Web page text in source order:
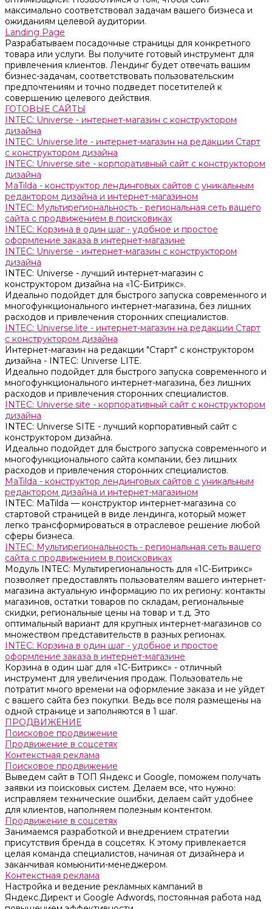
максимально соответствовал задачам вашего бизнеса и
ожиданиям целевой аудитории.
Landing Page
Разрабатываем посадочные страницы для конкретного
товара или услуги. Вы получите готовый инструмент для
привлечения клиентов. Лендинг будет отвечать вашим
бизнес-задачам, соответствовать пользовательским
предпочтениям и точно подведет посетителей к
совершению целевого действия.
ГОТОВЫЕ САЙТЫ
INTEC: Universe - интернет-магазин с конструктором
дизайна
INTEC: Universe.lite - интернет-магазин на редакции Старт
с конструктором дизайна
INTEC: Universe.site - корпоративный сайт с конструктором
дизайна
MaTilda - конструктор лендинговых сайтов с уникальным
редактором дизайна и интернет-магазином
INTEC: Мультирегиональность - региональная сеть вашего
сайта с продвижением в поисковиках
INTEC: Корзина в один шаг - удобное и простое
оформление заказа в интернет-магазине
INTEC: Universe - интернет-магазин с конструктором
дизайна
INTEC: Universe - лучший интернет-магазин с
конструктором дизайна на «1C-Битрикс».
Идеально подойдет для быстрого запуска современного и
многофункционального интернет-магазина, без лишних
расходов и привлечения сторонних специалистов.
INTEC: Universe.lite - интернет-магазин на редакции Старт
с конструктором дизайна
Интернет-магазин на редакции "Старт" с конструктором
дизайна - INTEC: Universe LITE.
Идеально подойдет для быстрого запуска современного и
многофункционального интернет-магазина, без лишних
расходов и привлечения сторонних специалистов.
INTEC: Universe.site - корпоративный сайт с конструктором
дизайна
INTEC: Universe SITE - лучший корпоративный сайт с
конструктором дизайна.
Идеально подойдет для быстрого запуска современного и
многофункционального сайта компании, без лишних
расходов и привлечения сторонних специалистов.
MaTilda - конструктор лендинговых сайтов с уникальным
редактором дизайна и интернет-магазином
INTEC: MaTilda — конструктор интернет-магазина со
стартовой страницей в виде лендинга, который может
легко трансформироваться в отраслевое решение любой
сферы бизнеса.
INTEC: Мультирегиональность - региональная сеть вашего
сайта с продвижением в поисковиках
Модуль INTEC: Мультирегиональность для «1С-Битрикс»
позволяет предоставлять пользователям вашего интернет-
магазина актуальную информацию по их региону: контакты
магазинов, остатки товаров по складам, региональные
скидки, региональные цены на товар и т.д. Это
оптимальный вариант для крупных интернет-магазинов со
множеством представительств в разных регионах.
INTEC: Корзина в один шаг - удобное и простое
оформление заказа в интернет-магазине
Корзина в один шаг для «1С-Битрикс» - отличный
инструмент для увеличения продаж. Пользователь не
потратит много времени на оформление заказа и не уйдет
с вашего сайта без покупки. Ведь все поля размещены на
одной странице и заполняются в 1 шаг.
ПРОДВИЖЕНИЕ
Поисковое продвижение
Продвижение в соцсетях
Контекстная реклама
Поисковое продвижение
Выведем сайт в ТОП Яндекс и Google, поможем получать
заявки из поисковых систем. Делаем все, что нужно:
исправляем технические ошибки, делаем сайт удобнее
для клиентов, наполняем полезным контентом.
Продвижение в соцсетях
Занимаемся разработкой и внедрением стратегии
присутствия бренда в соцсетях. К этому привлекается
целая команда специалистов, начиная от дизайнера и
заканчивая комьюнити-менеджером.
Контекстная реклама
Настройка и ведение рекламных кампаний в
Яндекс.Директ и Google Adwords, постоянная работа над